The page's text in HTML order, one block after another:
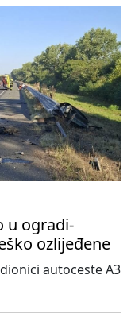
u ogradi-
ozlijeđene
autoceste A3